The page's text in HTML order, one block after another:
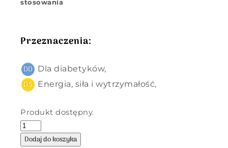
stosowania
Przeznaczenia:
Dla diabetyków,
Energia, siła i wytrzymałość,
Produkt dostępny.
Dodaj do koszyka